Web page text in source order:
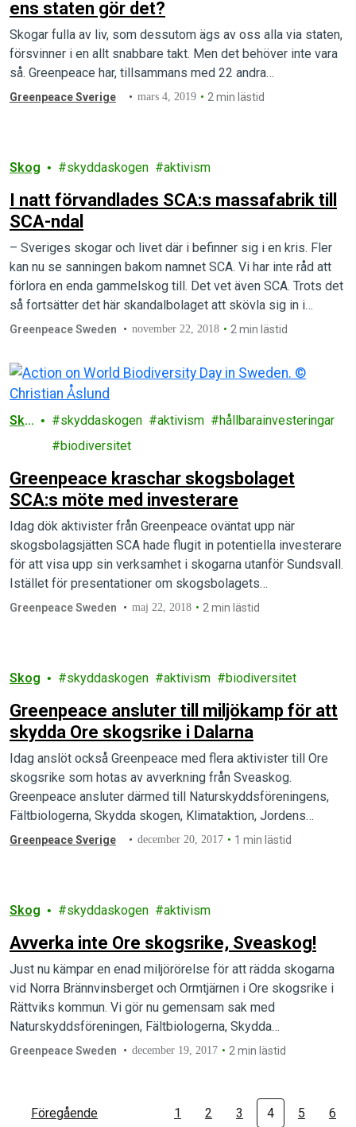
ens staten gör det?
Skogar fulla av liv, som dessutom ägs av oss alla via staten,
försvinner i en allt snabbare takt. Men det behöver inte vara
så. Greenpeace har, tillsammans med 22 andra…
Greenpeace Sverige mars 4, 2019 2 min lästid
Skog skyddaskogen aktivism
I natt förvandlades SCA:s massafabrik till
SCA-ndal
– Sveriges skogar och livet där i befinner sig i en kris. Fler
kan nu se sanningen bakom namnet SCA. Vi har inte råd att
förlora en enda gammelskog till. Det vet även SCA. Trots det
så fortsätter det här skandalbolaget att skövla sig in i
Sveriges sista gammelskogar, säger Lina Burnelius, som är
Greenpeace Sweden november 22, 2018 2 min lästid
Sko
skyddaskogen aktivism
hållbarainvesteringar
biodiversitet
Greenpeace kraschar skogsbolaget
SCA:s möte med investerare
Idag dök aktivister från Greenpeace oväntat upp när
skogsbolagsjätten SCA hade flugit in potentiella investerare
för att visa upp sin verksamhet i skogarna utanför Sundsvall.
Istället för presentationer om skogsbolagets…
Greenpeace Sweden maj 22, 2018 2 min lästid
Skog skyddaskogen aktivism biodiversitet
Greenpeace ansluter till miljökamp för att
skydda Ore skogsrike i Dalarna
Idag anslöt också Greenpeace med flera aktivister till Ore
skogsrike som hotas av avverkning från Sveaskog.
Greenpeace ansluter därmed till Naturskyddsföreningens,
Fältbiologerna, Skydda skogen, Klimataktion, Jordens
vänner, Push Sverige och Dalarnas ornitologiska förenings
Greenpeace Sverige december 20, 2017 1 min lästid
Skog skyddaskogen aktivism
Avverka inte Ore skogsrike, Sveaskog!
Just nu kämpar en enad miljörörelse för att rädda skogarna
vid Norra Brännvinsberget och Ormtjärnen i Ore skogsrike i
Rättviks kommun. Vi gör nu gemensam sak med
Naturskyddsföreningen, Fältbiologerna, Skydda…
Greenpeace Sweden december 19, 2017 2 min lästid
Föregående 1 2 3 4 5 6